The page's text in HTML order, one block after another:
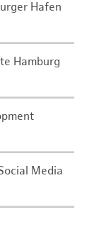
Hafen
Hamburg
Media